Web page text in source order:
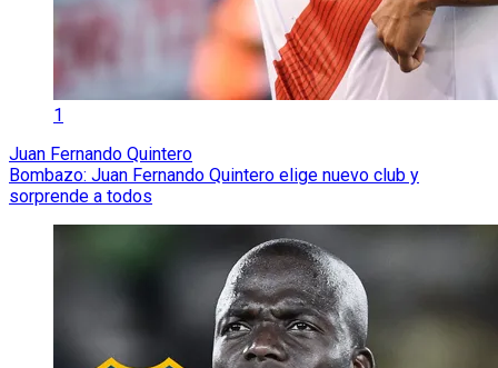
1
Juan Fernando Quintero
Bombazo: Juan Fernando Quintero elige nuevo club y
sorprende a todos